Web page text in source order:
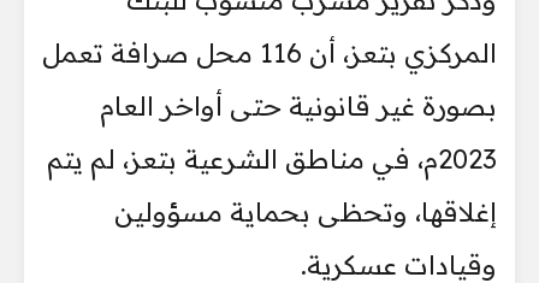
المركزي بتعز، أن 116 محل صرافة تعمل
بصورة غير قانونية حتى أواخر العام
2023م، في مناطق الشرعية بتعز، لم يتم
إغلاقها، وتحظى بحماية مسؤولين
وقيادات عسكرية.